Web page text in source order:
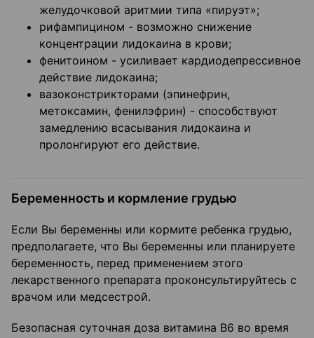
желудочковой аритмии типа «пируэт»;
рифампицином - возможно снижение
концентрации лидокаина в крови;
фенитоином - усиливает кардиодепрессивное
действие лидокаина;
вазоконстрикторами (эпинефрин,
метоксамин, фенилэфрин) - способствуют
замедлению всасывания лидокаина и
пролонгируют его действие.
Беременность и кормление грудью
Если Вы беременны или кормите ребенка грудью,
предполагаете, что Вы беременны или планируете
беременность, перед применением этого
лекарственного препарата проконсультируйтесь с
врачом или медсестрой.
Безопасная суточная доза витамина B6 во время